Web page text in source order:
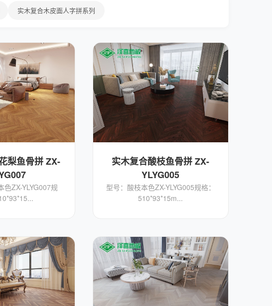
实木复合木皮面人字拼系列
梨鱼骨拼 ZX-
色ZX-YLYG007规
实木复合酸枝鱼骨拼 ZX-
YLYG005
型号：酸枝本色ZX-YLYG005规格：
510*93*15m...